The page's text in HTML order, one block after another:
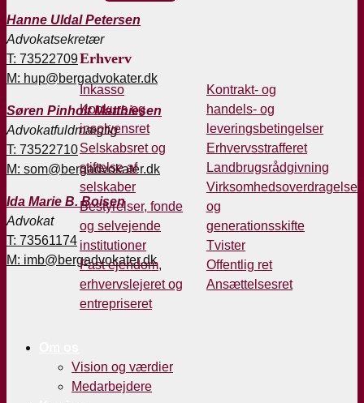
Erhverv
Inkasso
Konkurs og
insolvensret
Selskabsret og
stiftelse af
selskaber
Bestyrelser, fonde
og selvejende
institutioner
Fast ejendom,
erhvervslejeret og
entrepriseret
Kontrakt- og
handels- og
leveringsbetingelser
Erhvervsstrafferet
Landbrugsrådgivning
Virksomhedsoverdragelse
og
generationsskifte
Tvister
Offentlig ret
Ansættelsesret
Vision og værdier
Medarbejdere
Hanne Uldal Petersen
Advokatsekretær
T: 73522709
M: hup@bergadvokater.dk
Søren Pinholt Matthiesen
Advokatfuldmægtig
T: 73522710
M: som@bergadvokater.dk
Ida Marie B. Boisen
Advokat
T: 73561174
M: imb@bergadvokater.dk